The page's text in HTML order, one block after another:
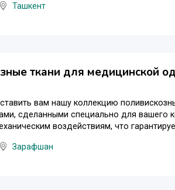
Ташкент
ткани для медицинской
вам нашу коллекцию
сделанными специально для вашего
воздействиям, что
Зарафшан